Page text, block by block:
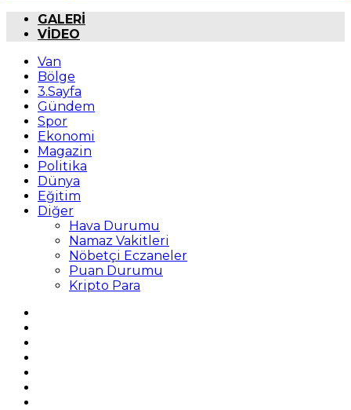
GALERİ
VİDEO
Van
Bölge
3.Sayfa
Gündem
Spor
Ekonomi
Magazin
Politika
Dünya
Eğitim
Diğer
Hava Durumu
Namaz Vakitleri
Nöbetçi Eczaneler
Puan Durumu
Kripto Para